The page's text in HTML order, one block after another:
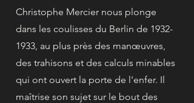
Christophe Mercier nous plonge
dans les coulisses du Berlin de 1932-
1933, au plus près des manœuvres,
des trahisons et des calculs minables
qui ont ouvert la porte de l'enfer. Il
maîtrise son sujet sur le bout des